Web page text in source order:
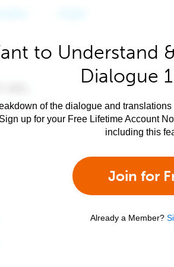
to Understand
Dialogue
of the dialogue and
up for your Free Lifetime Account
including this
Join for
Already a Member?